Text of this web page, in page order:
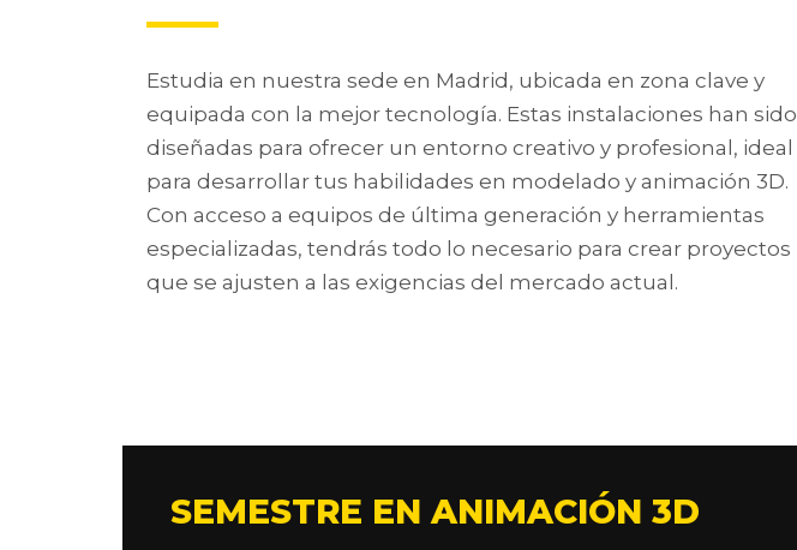
Estudia en nuestra sede en Madrid, ubicada en zona clave y
equipada con la mejor tecnología. Estas instalaciones han sido
diseñadas para ofrecer un entorno creativo y profesional, ideal
para desarrollar tus habilidades en modelado y animación 3D.
Con acceso a equipos de última generación y herramientas
especializadas, tendrás todo lo necesario para crear proyectos
que se ajusten a las exigencias del mercado actual.
SEMESTRE EN ANIMACIÓN 3D